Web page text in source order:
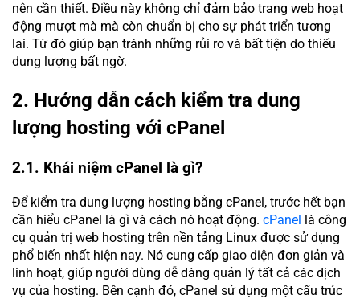
nên cần thiết. Điều này không chỉ đảm bảo trang web hoạt
động mượt mà mà còn chuẩn bị cho sự phát triển tương
lai. Từ đó giúp bạn tránh những rủi ro và bất tiện do thiếu
dung lượng bất ngờ.
2. Hướng dẫn cách kiểm tra dung
lượng hosting với cPanel
2.1. Khái niệm cPanel là gì?
Để kiểm tra dung lượng hosting bằng cPanel, trước hết bạn
cần hiểu cPanel là gì và cách nó hoạt động. cPanel là công
cụ quản trị web hosting trên nền tảng Linux được sử dụng
phổ biến nhất hiện nay. Nó cung cấp giao diện đơn giản và
linh hoạt, giúp người dùng dễ dàng quản lý tất cả các dịch
vụ của hosting. Bên cạnh đó, cPanel sử dụng một cấu trúc